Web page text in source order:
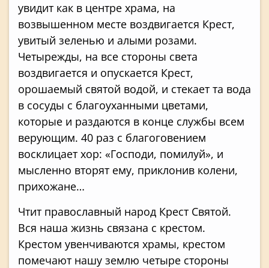
увидит как в центре храма, на
возвышенном месте воздвигается Крест,
увитый зеленью и алыми розами.
Четырежды, на все стороны света
воздвигается и опускается Крест,
орошаемый святой водой, и стекает та вода
в сосуды с благоуханными цветами,
которые и раздаются в конце службы всем
верующим. 40 раз с благоговением
восклицает хор: «Господи, помилуй», и
мысленно вторят ему, приклонив колени,
прихожане…
Чтит православный народ Крест Святой.
Вся наша жизнь связана с крестом.
Крестом увенчи­ваются храмы, крестом
помечают нашу землю четыре стороны